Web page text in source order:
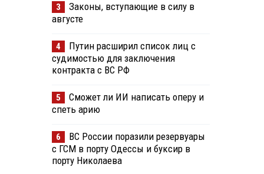
3
Законы, вступающие в силу в
августе
4
Путин расширил список лиц с
судимостью для заключения
контракта с ВС РФ
5
Сможет ли ИИ написать оперу и
спеть арию
6
ВС России поразили резервуары
с ГСМ в порту Одессы и буксир в
порту Николаева